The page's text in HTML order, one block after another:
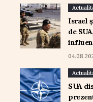
Israel
de
SUA